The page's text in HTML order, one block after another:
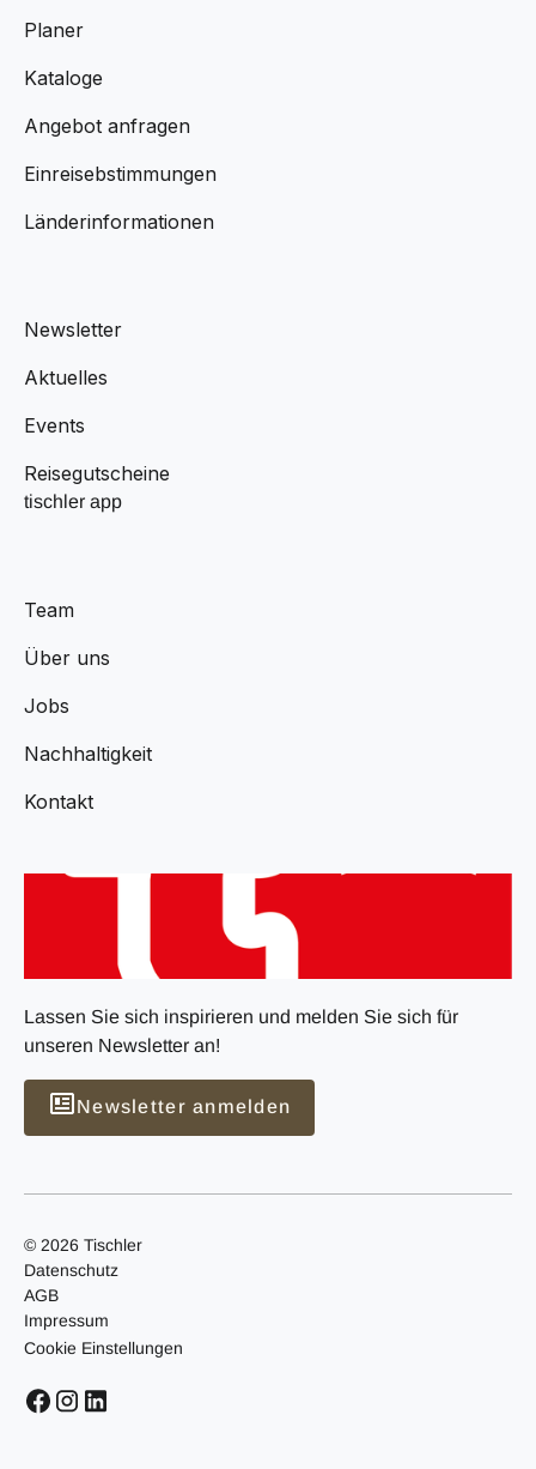
Planer
Kataloge
Angebot anfragen
Einreisebstimmungen
Länderinformationen
Newsletter
Aktuelles
Events
Reisegutscheine
tischler app
Team
Über uns
Jobs
Nachhaltigkeit
Kontakt
Lassen Sie sich inspirieren und melden Sie sich für
unseren Newsletter an!
Newsletter anmelden
© 2026 Tischler
Datenschutz
AGB
Impressum
Cookie Einstellungen